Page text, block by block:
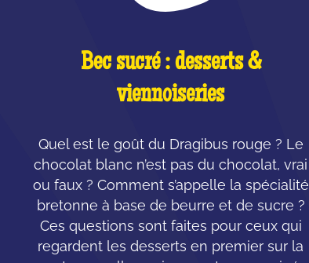
Bec sucré : desserts &
viennoiseries
Quel est le goût du Dragibus rouge ? Le
chocolat blanc n’est pas du chocolat, vrai
ou faux ? Comment s’appelle la spécialité
bretonne à base de beurre et de sucre ?
Ces questions sont faites pour ceux qui
regardent les desserts en premier sur la